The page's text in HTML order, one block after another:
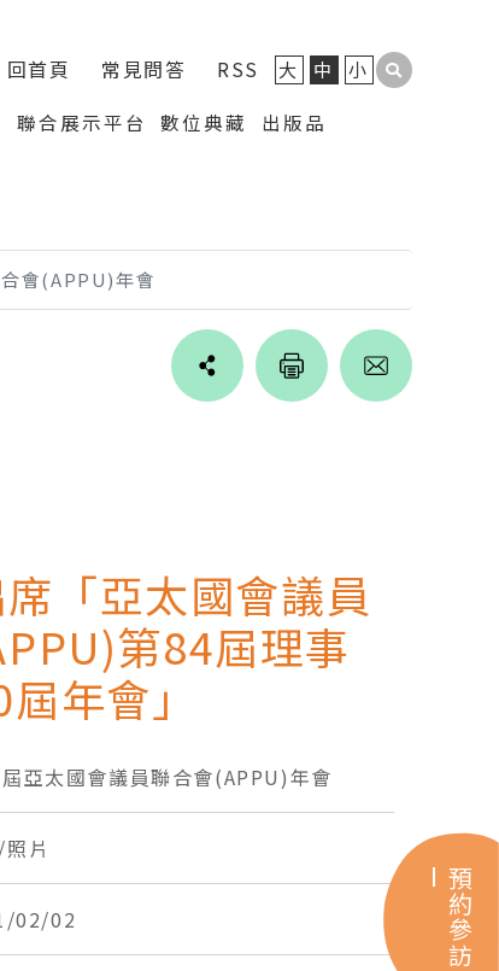
回首頁 常見問答 RSS 大 中 小
聯合展示平台 數位典藏
出版品
會(APPU)年會
Line
「亞太國會議員
第84屆理事
年會」
亞太國會議員聯合會(APPU)年會
片
02/02 預約參訪